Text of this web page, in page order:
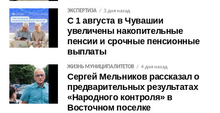
ЭКСПЕРТИЗА 3 дня назад
С 1 августа в Чувашии
увеличены накопительные
пенсии и срочные пенсионные
выплаты
ЖИЗНЬ МУНИЦИПАЛИТЕТОВ 4 дня назад
Сергей Мельников рассказал о
предварительных результатах
«Народного контроля» в
Восточном поселке